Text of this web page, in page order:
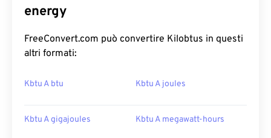
energy
FreeConvert.com può convertire Kilobtus in questi
altri formati:
Kbtu A btu Kbtu A joules
Kbtu A gigajoules Kbtu A megawatt-hours